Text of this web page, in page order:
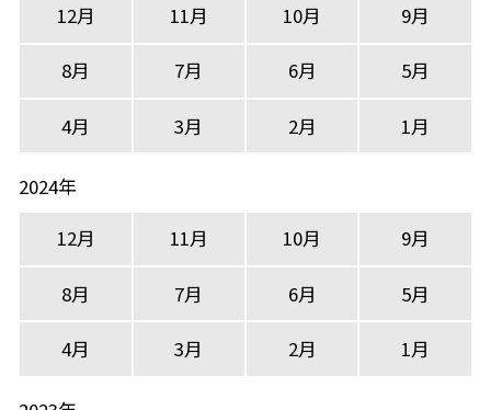
12月
11月 10月 9月
8月 7月 6月 5月
4月 3月 2月 1月
2024年
12月
11月 10月 9月
8月 7月 6月 5月
4月 3月 2月 1月